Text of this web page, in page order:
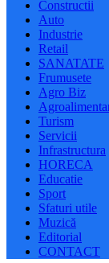
Constructii
Auto
Industrie
Retail
SANATATE
Frumusete
Agro Biz
Turism
Servicii
Infrastructura
HORECA
Educatie
Sport
Sfaturi utile
Muzică
Editorial
CONTACT